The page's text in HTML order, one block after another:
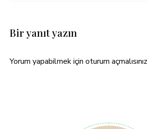
Bir yanıt yazın
Yorum yapabilmek için oturum açmalısınız